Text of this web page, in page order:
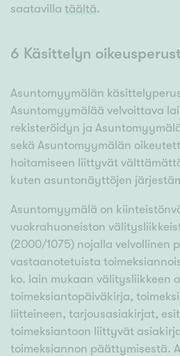
saatavilla täältä.
6 Käsittelyn
Asuntomyymälän
Asuntomyymälää velvoittava
rekisteröidyn ja
sekä Asuntomyymälän
hoitamiseen liittyvät
kuten asuntonäyttöjen
Asuntomyymälä on
vuokrahuoneiston
(2000/1075) nojalla velvollinen
vastaanotetuista
ko. lain mukaan välitysliikkeen
toimeksiantopäiväkirja,
liitteineen, tarjousasiakirjat,
toimeksiantoon liittyvät
toimeksiannon päättymisestä.